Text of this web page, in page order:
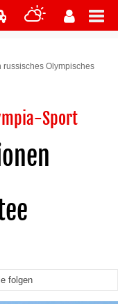
russisches Olympisches
Sport
folgen